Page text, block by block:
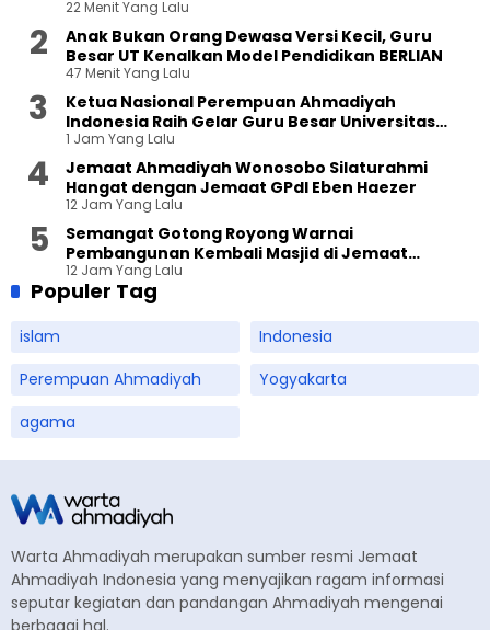
22 Menit Yang Lalu
Anak Bukan Orang Dewasa Versi Kecil, Guru
Besar UT Kenalkan Model Pendidikan BERLIAN
47 Menit Yang Lalu
Ketua Nasional Perempuan Ahmadiyah
Indonesia Raih Gelar Guru Besar Universitas
Terbuka
1 Jam Yang Lalu
Jemaat Ahmadiyah Wonosobo Silaturahmi
Hangat dengan Jemaat GPdI Eben Haezer
12 Jam Yang Lalu
Semangat Gotong Royong Warnai
Pembangunan Kembali Masjid di Jemaat
Ahmadiyah Sukapura
12 Jam Yang Lalu
Populer Tag
islam
Indonesia
Perempuan Ahmadiyah
Yogyakarta
agama
Warta Ahmadiyah merupakan sumber resmi Jemaat
Ahmadiyah Indonesia yang menyajikan ragam informasi
seputar kegiatan dan pandangan Ahmadiyah mengenai